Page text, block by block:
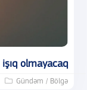
olmayacaq
Gündəm / Bölgə